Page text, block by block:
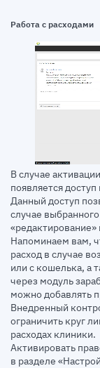
Работа с расходами
В случае
появляется
Данный доступ
случае
Напоминаем вам,
расход в случае
или с кошелька, а
через модуль
можно добавлять
Внедренный
ограничить круг
расходах клиники.
Активировать
в разделе